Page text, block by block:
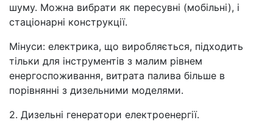
шуму. Можна вибрати як пересувні (мобільні), і
стаціонарні конструкції.
Мінуси: електрика, що виробляється, підходить
тільки для інструментів з малим рівнем
енергоспоживання, витрата палива більше в
порівнянні з дизельними моделями.
2. Дизельні генератори електроенергії.